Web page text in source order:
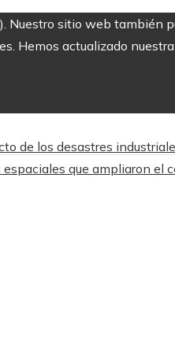
Nuestro sitio web también
Hemos actualizado
de los desastres
que ampliaron el